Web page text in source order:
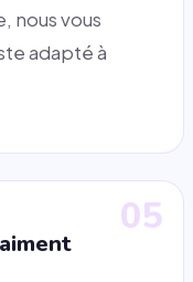
nous vous
adapté à
05